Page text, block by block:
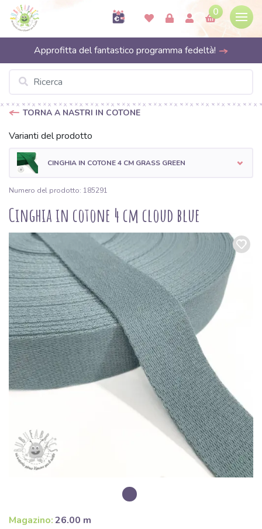
0
Approfitta del fantastico programma fedeltà!
TORNA A NASTRI IN COTONE
Varianti del prodotto
CINGHIA IN COTONE 4 CM GRASS GREEN
Numero del prodotto: 185291
Cinghia in cotone 4 cm cloud blue
Magazino:26.00 m